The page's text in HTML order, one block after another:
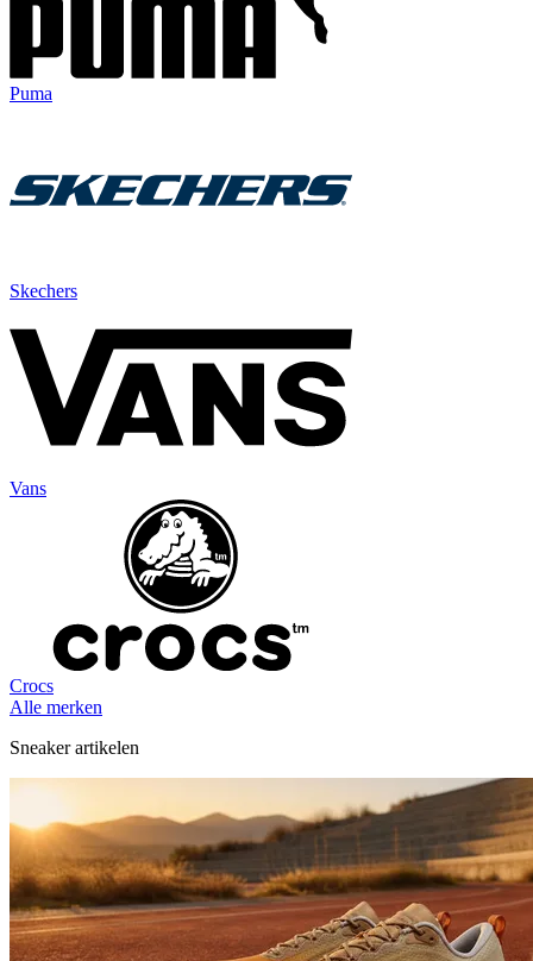
Puma
Skechers
Vans
Crocs
Alle merken
Sneaker artikelen